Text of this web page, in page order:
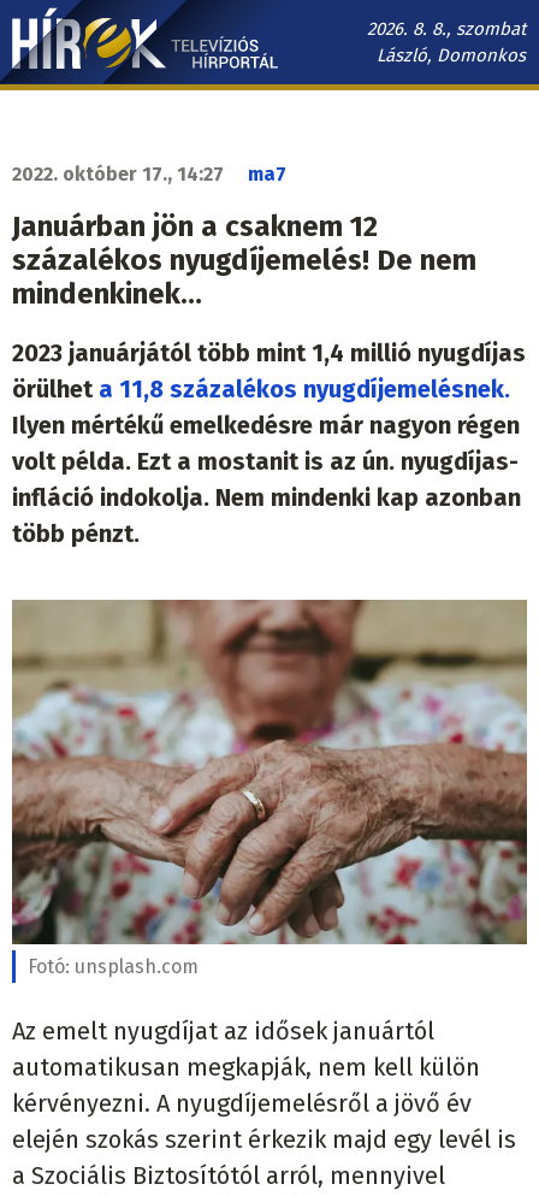
Ugrás
tartalomra
2026. 8. 8., szombat
László, Domonkos
Hírek.sk
navigáció
2022. október 17., 14:27 ma7
Januárban jön a csaknem 12
százalékos nyugdíjemelés! De nem
mindenkinek…
2023 januárjától több mint 1,4 millió nyugdíjas
örülhet a 11,8 százalékos nyugdíjemelésnek.
Ilyen mértékű emelkedésre már nagyon régen
volt példa. Ezt a mostanit is az ún. nyugdíjas-
infláció indokolja. Nem mindenki kap azonban
több pénzt.
Fotó: unsplash.com
Az emelt nyugdíjat az idősek januártól
automatikusan megkapják, nem kell külön
kérvényezni. A nyugdíjemelésről a jövő év
elején szokás szerint érkezik majd egy levél is
a Szociális Biztosítótól arról, mennyivel